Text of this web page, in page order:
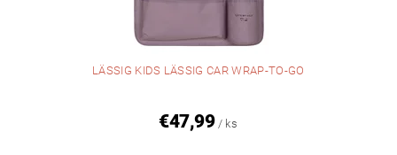
LÄSSIG KIDS LÄSSIG CAR WRAP-TO-GO
€47,99 / ks